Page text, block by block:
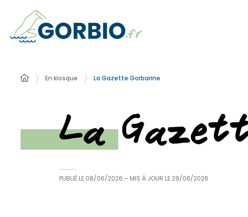
En kiosque La Gazette Gorbarine
La
PUBLIÉ LE 08/06/2026 – MIS À JOUR LE 29/06/2026